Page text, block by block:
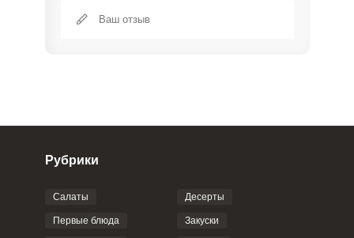
Фото до 4 шт, до 5 mb
Рубрики
Салаты
Первые блюда
Десерты
Закуски